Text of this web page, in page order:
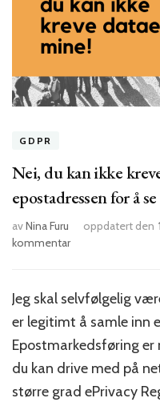
GDPR
Nei, du kan ikke
epostadressen for å
avNina Furu oppdatert den
kommentartil
kan
kreve
at
jeg
skal
gi
Jeg skal selvfølgelig
er legitimt å samle inn
Epostmarkedsføring
du kan drive med på
større grad ePrivacy